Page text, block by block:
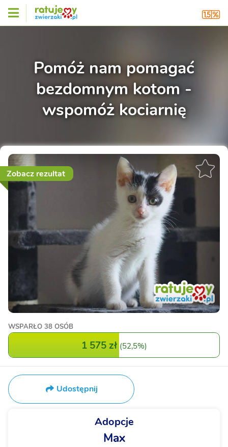
Pomóż nam pomagać
bezdomnym kotom -
wspomóż kociarnię
Zobacz rezultat
WSPARŁO 38 OSÓB
1 575 zł (52,5%)
Udostępnij
Adopcje
Max